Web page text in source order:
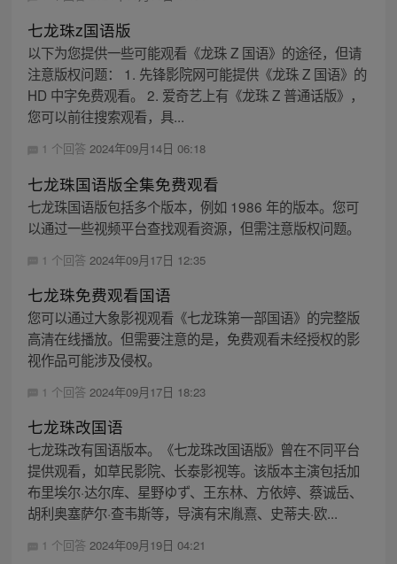
七龙珠z国语版
以下为您提供一些可能观看《龙珠 Z 国语》的途径，但请
注意版权问题： 1. 先锋影院网可能提供《龙珠 Z 国语》的
HD 中字免费观看。 2. 爱奇艺上有《龙珠 Z 普通话版》，
您可以前往搜索观看，具...
1 个回答 2024年09月14日 06:18
七龙珠国语版全集免费观看
七龙珠国语版包括多个版本，例如 1986 年的版本。您可
以通过一些视频平台查找观看资源，但需注意版权问题。
1 个回答 2024年09月17日 12:35
七龙珠免费观看国语
您可以通过大象影视观看《七龙珠第一部国语》的完整版
高清在线播放。但需要注意的是，免费观看未经授权的影
视作品可能涉及侵权。
1 个回答 2024年09月17日 18:23
七龙珠改国语
七龙珠改有国语版本。《七龙珠改国语版》曾在不同平台
提供观看，如草民影院、长泰影视等。该版本主演包括加
布里埃尔·达尔库、星野ゆず、王东林、方依婷、蔡诚岳、
胡利奥塞萨尔·查韦斯等，导演有宋胤熹、史蒂夫·欧...
1 个回答 2024年09月19日 04:21